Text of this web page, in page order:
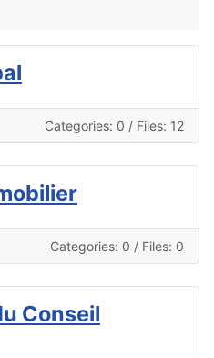
Categories: 0 / Files: 12
Categories: 0 / Files: 0
Conseil